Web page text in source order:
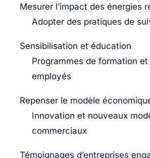
Mesurer l’impact des énergies
Adopter des pratiques de
Sensibilisation et éducation
Programmes de formation et
employés
Repenser le modèle
Innovation et nouveaux
commerciaux
Témoignages d’entreprises